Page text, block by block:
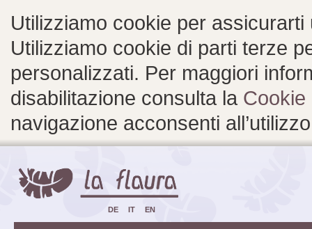
Utilizziamo cookie per
Utilizziamo cookie di parti terze
personalizzati. Per maggiori
disabilitazione consulta la Cookie
navigazione acconsenti
DE IT EN